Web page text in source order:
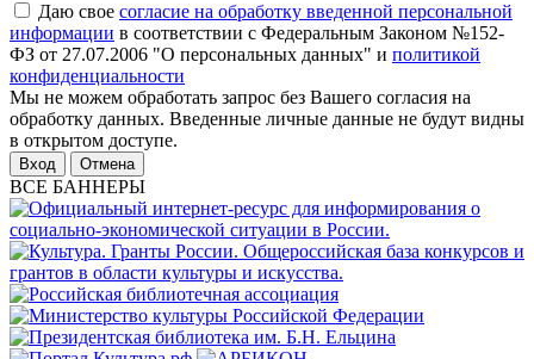
Даю свое согласие на обработку введенной персональной
информации в соответствии с Федеральным Законом №152-
ФЗ от 27.07.2006 "О персональных данных" и политикой
конфиденциальности
Мы не можем обработать запрос без Вашего согласия на
обработку данных. Введенные личные данные не будут видны
в открытом доступе.
Отмена
ВСЕ БАННЕРЫ